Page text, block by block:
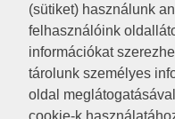
(sütiket) használunk
felhasználóink
információkat
tárolunk személyes
oldal
A HONLAP 2017.03.31-I
JOGI NYILATKOZAT
IMPRESSZUM